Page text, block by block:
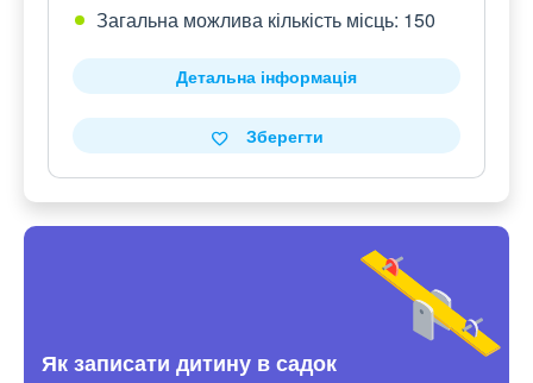
Загальна можлива кількість місць: 150
Детальна інформація
Зберегти
Як записати дитину в садок